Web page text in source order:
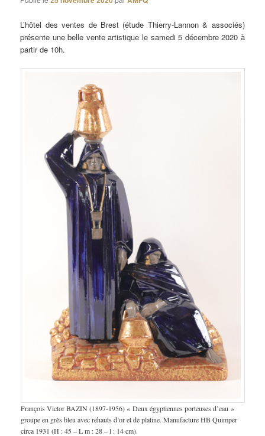
L’hôtel des ventes de Brest (étude Thierry-Lannon & associés)
présente une belle vente artistique le samedi 5 décembre 2020 à
partir de 10h.
François Victor BAZIN (1897-1956) « Deux égyptiennes porteuses d’eau »
groupe en grès bleu avec rehauts d’or et de platine. Manufacture HB Quimper
circa 1931 (H : 45 – L m : 28 – l : 14 cm).